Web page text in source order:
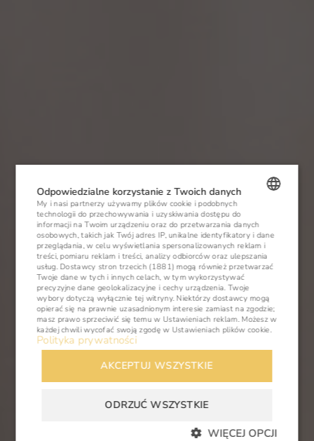
POLISH
ENGLISH
GERMAN
CZECH
Odpowiedzialne korzystanie z Twoich danych
My i nasi partnerzy używamy plików cookie i podobnych
technologii do przechowywania i uzyskiwania dostępu do
informacji na Twoim urządzeniu oraz do przetwarzania danych
osobowych, takich jak Twój adres IP, unikalne identyfikatory i dane
przeglądania, w celu wyświetlania spersonalizowanych reklam i
treści, pomiaru reklam i treści, analizy odbiorców oraz ulepszania
usług. Dostawcy stron trzecich (1881) mogą również przetwarzać
Twoje dane w tych i innych celach, w tym wykorzystywać
precyzyjne dane geolokalizacyjne i cechy urządzenia. Twoje
wybory dotyczą wyłącznie tej witryny. Niektórzy dostawcy mogą
opierać się na prawnie uzasadnionym interesie zamiast na zgodzie;
masz prawo sprzeciwić się temu w Ustawieniach reklam. Możesz w
każdej chwili wycofać swoją zgodę w Ustawieniach plików cookie.
Polityka prywatności
AKCEPTUJ WSZYSTKIE
ODRZUĆ WSZYSTKIE
WIĘCEJ OPCJI